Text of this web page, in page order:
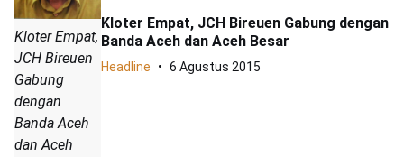
Kloter Empat,
JCH Bireuen
Gabung
dengan
Banda Aceh
dan Aceh
Kloter Empat, JCH Bireuen Gabung dengan
Banda Aceh dan Aceh Besar
Headline 6 Agustus 2015